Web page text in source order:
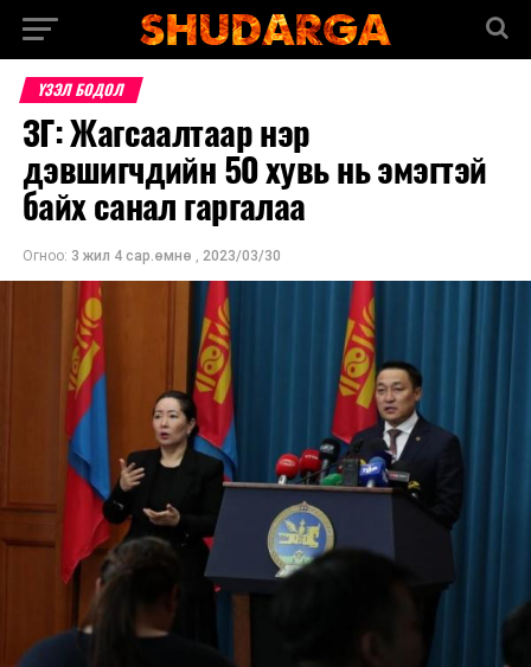
ҮЗЭЛ БОДОЛ
ЗГ: Жагсаалтаар нэр
дэвшигчдийн 50 хувь нь эмэгтэй
байх санал гаргалаа
Огноо: 3 жил 4 сар.өмнө , 2023/03/30